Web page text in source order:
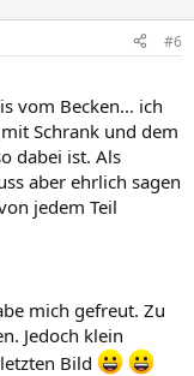
#6
vom Becken... ich
Schrank und dem
dabei ist. Als
aber ehrlich sagen
jedem Teil
mich gefreut. Zu
Jedoch klein
Bild